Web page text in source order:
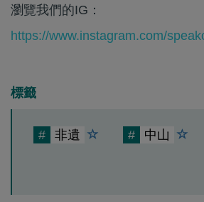
瀏覽我們的IG：
https://www.instagram.com/
標籤
# 非遺 # 中山